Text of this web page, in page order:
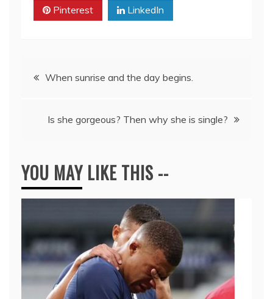
Pinterest LinkedIn
Navegación
When sunrise and the day begins.
Is she gorgeous? Then why she is single?
YOU MAY LIKE THIS --